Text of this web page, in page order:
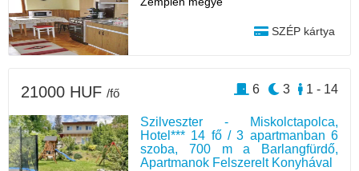
SZÉP kártya
Szilveszter - Miskolctapolca,
Hotel*** 14 fő / 3 apartmanban 6
szoba, 700 m a Barlangfürdő,
Apartmanok Felszerelt Konyhával
21000 HUF /fő 1 - 14
3
6